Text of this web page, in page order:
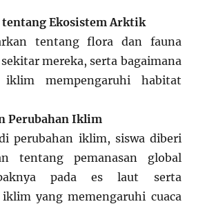
tentang Ekosistem Arktik
tentang flora dan fauna
mereka, serta bagaimana
iklim mempengaruhi habitat
Perubahan Iklim
perubahan iklim, siswa diberi
tentang pemanasan global
pada es laut serta
iklim yang memengaruhi cuaca